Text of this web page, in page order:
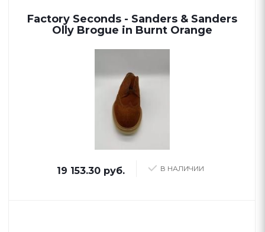
Factory Seconds - Sanders & Sanders
Olly Brogue in Burnt Orange
В НАЛИЧИИ
19 153.30 руб.